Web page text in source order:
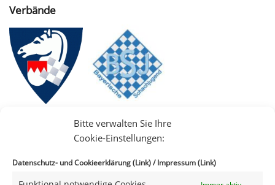
Bitte verwalten Sie Ihre
Cookie-Einstellungen:
Datenschutz- und Cookieerklärung (Link)/Impressum (Link)
Verbände